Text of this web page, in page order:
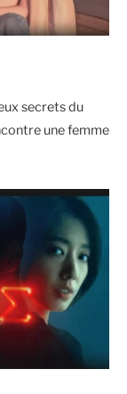
secrets du
une femme